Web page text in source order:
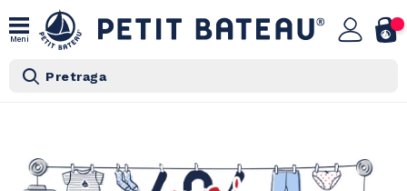
Meni
Pretraga